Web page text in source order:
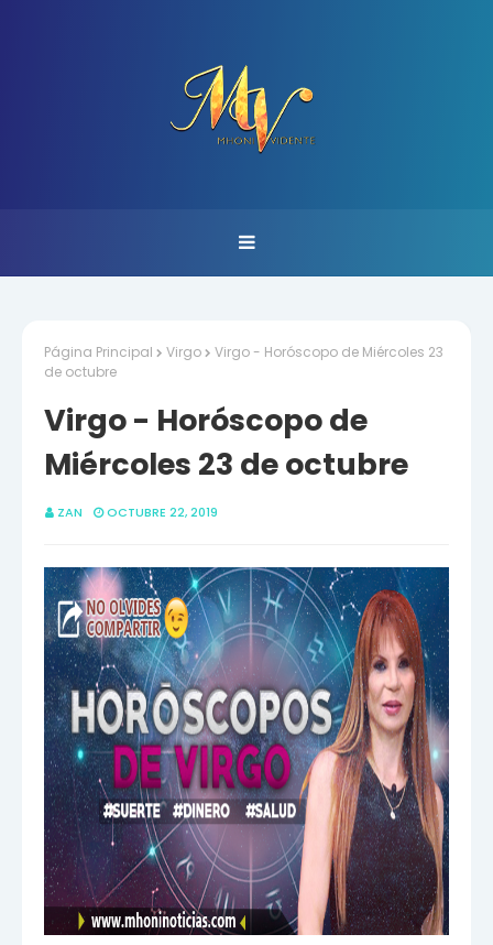
Página Principal Virgo
Virgo - Horóscopo de Miércoles 23
de octubre
Virgo - Horóscopo de
Miércoles 23 de octubre
ZAN OCTUBRE 22, 2019